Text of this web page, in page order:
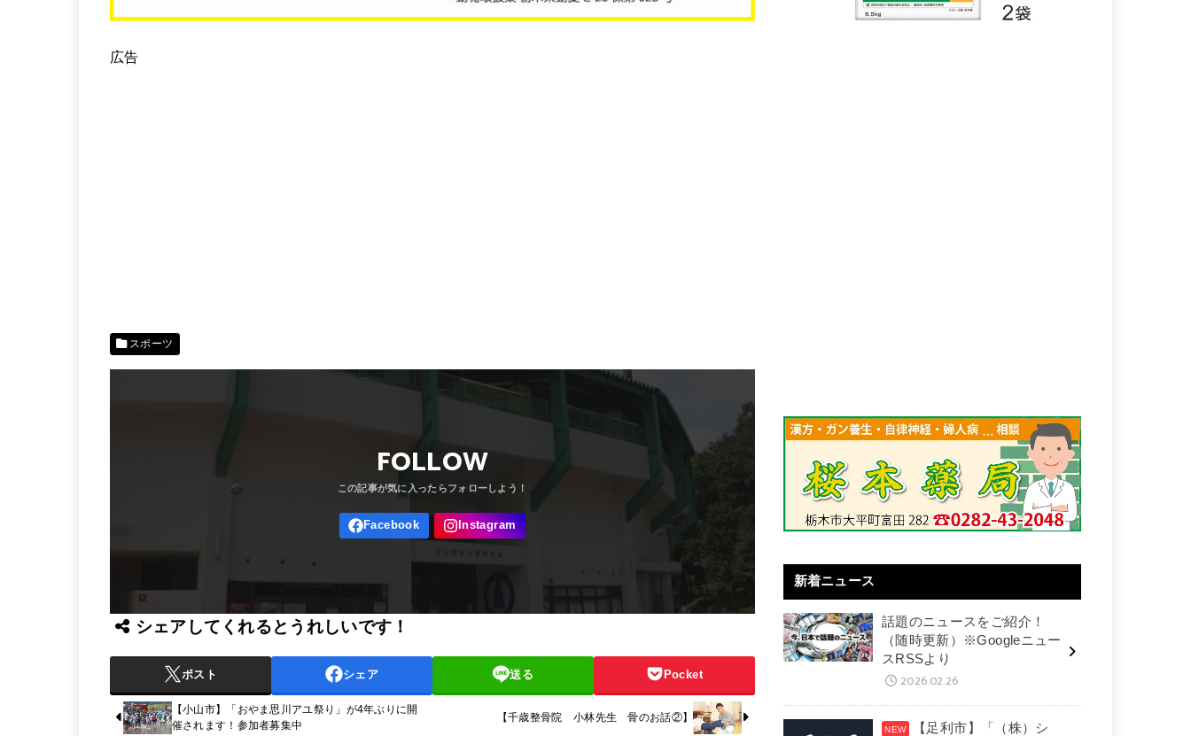
広告
スポーツ
FOLLOW
シェアしてくれるとうれしいです！
ポスト シェア 送る Pocket
【小山市】「おやま思川アユ祭り」が4年ぶりに開
催されます！参加者募集中
【千歳整骨院 小林先生 骨のお話②】
新着ニュース
話題のニュースをご紹介！
（随時更新）※Googleニュー
スRSSより
2026.02.26
【足利市】「（株）シ